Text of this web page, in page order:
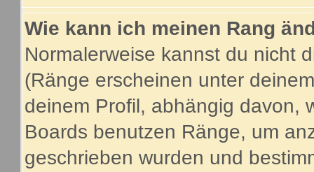
Wie kann ich meinen Rang
Normalerweise kannst du nicht
(Ränge erscheinen unter
deinem Profil, abhängig davon,
Boards benutzen Ränge, um
geschrieben wurden und